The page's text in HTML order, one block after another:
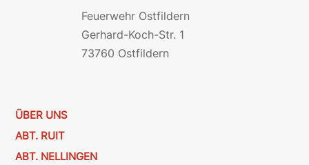
Feuerwehr Ostfildern
Gerhard-Koch-Str. 1
73760 Ostfildern
ÜBER UNS
ABT. RUIT
ABT. NELLINGEN